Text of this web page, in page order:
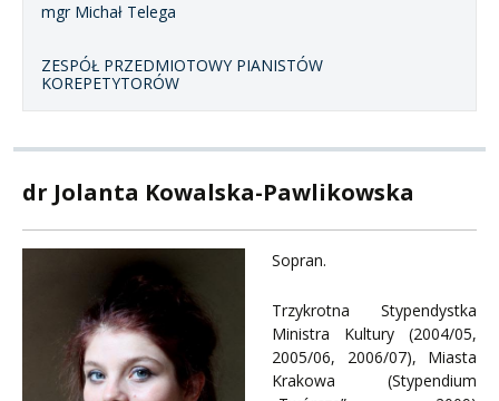
mgr Michał Telega
ZESPÓŁ PRZEDMIOTOWY PIANISTÓW
KOREPETYTORÓW
dr Jolanta Kowalska-Pawlikowska
Sopran.
Trzykrotna Stypendystka
Ministra Kultury (2004/05,
2005/06, 2006/07), Miasta
Krakowa (Stypendium